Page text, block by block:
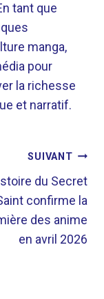
tant que
manga,
pour
la richesse
et narratif.
SUIVANT
du Secret
confirme la
des anime
en avril 2026